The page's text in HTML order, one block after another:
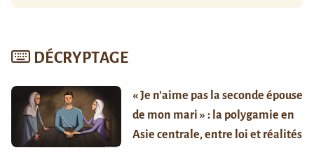
DÉCRYPTAGE
« Je n’aime pas la seconde épouse
de mon mari » : la polygamie en
Asie centrale, entre loi et réalités